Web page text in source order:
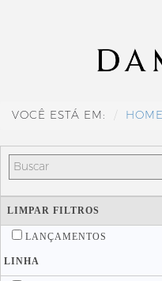
VOCÊ ESTÁ EM: HOME
LIMPAR FILTROS
LANÇAMENTOS
LINHA